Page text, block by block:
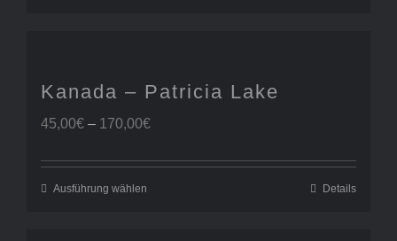
Kanada – Patricia Lake
45,00€ – 170,00€Preisspanne:
bis
Ausführung wählen Details